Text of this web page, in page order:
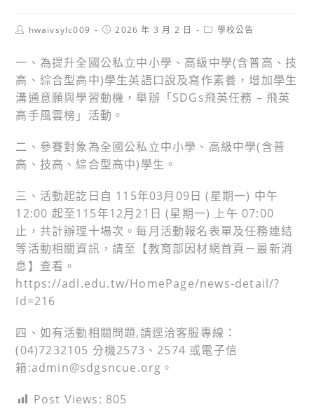
Posthwaivsylc009
Post2026 年 3 月 2 日
Post學校公告
一、為提升全國公私立中小學、高級中學(含普高、技
高、綜合型高中)學生英語口說及寫作素養，增加學生
溝通意願與學習動機，舉辦「SDGs飛英任務 – 飛英
高手風雲榜」活動。
二、參賽對象為全國公私立中小學、高級中學(含普
高、技高、綜合型高中)學生。
三、活動起訖日自 115年03月09日 (星期一) 中午
12:00 起至115年12月21日 (星期一) 上午 07:00
止，共計辦理十場次。每月活動報名表單及任務連結
等活動相關資訊，請至【教育部因材網首頁－最新消
息】查看。
https://adl.edu.tw/HomePage/news-detail/?
Id=216
四、如有活動相關問題,請逕洽客服專線：
(04)7232105 分機2573、2574 或電子信
箱:admin@sdgsncue.org。
Post Views: 805